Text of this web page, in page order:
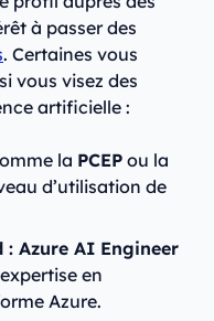
à passer des
. Certaines vous
vous visez des
artificielle :
la PCEP ou la
d’utilisation de
Azure AI Engineer
en
Azure.